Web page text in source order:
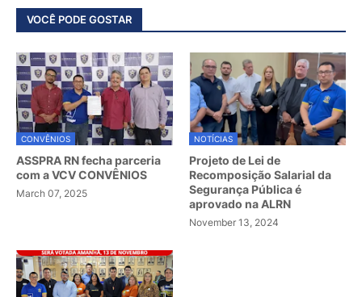
VOCÊ PODE GOSTAR
CONVÊNIOS
ASSPRA RN fecha parceria
com a VCV CONVÊNIOS
March 07, 2025
NOTÍCIAS
Projeto de Lei de
Recomposição Salarial da
Segurança Pública é
aprovado na ALRN
November 13, 2024